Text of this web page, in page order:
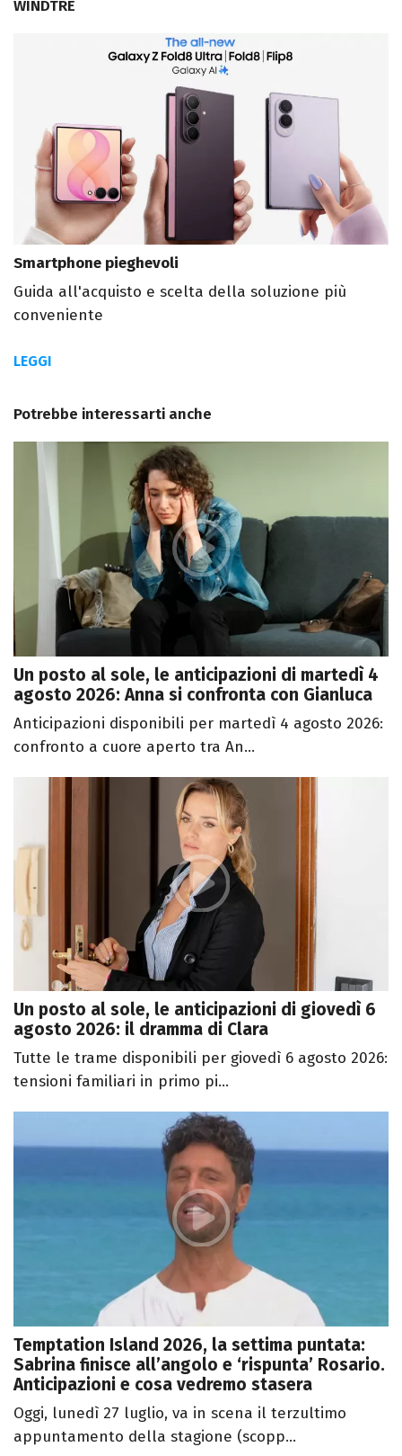
WINDTRE
Smartphone pieghevoli
Guida all'acquisto e scelta della soluzione più
conveniente
LEGGI
Potrebbe interessarti anche
Un posto al sole, le anticipazioni di martedì 4
agosto 2026: Anna si confronta con Gianluca
Anticipazioni disponibili per martedì 4 agosto 2026:
confronto a cuore aperto tra An...
Un posto al sole, le anticipazioni di giovedì 6
agosto 2026: il dramma di Clara
Tutte le trame disponibili per giovedì 6 agosto 2026:
tensioni familiari in primo pi...
Temptation Island 2026, la settima puntata:
Sabrina finisce all’angolo e ‘rispunta’ Rosario.
Anticipazioni e cosa vedremo stasera
Oggi, lunedì 27 luglio, va in scena il terzultimo
appuntamento della stagione (scopp...